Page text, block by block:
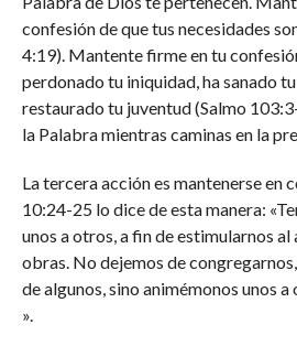
confesión de que tus necesidades
4:19). Mantente firme en tu
perdonado tu iniquidad, ha sanado
restaurado tu juventud (Salmo
la Palabra mientras caminas en la
La tercera acción es mantenerse en
10:24-25 lo dice de esta manera:
unos a otros, a fin de estimularnos al
obras. No dejemos de
de algunos, sino animémonos unos a
».